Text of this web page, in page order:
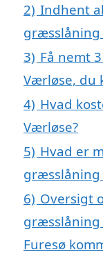
2) Indhent
græsslåning
3) Få nemt
Værløse, du
4) Hvad
Værløse?
5) Hvad er
græsslåning
6) Oversigt
græsslåning
Furesø